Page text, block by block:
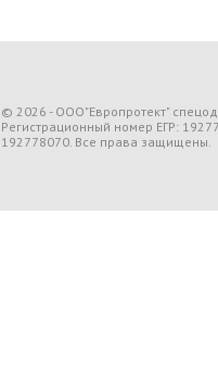
© 2026 - ООО"Европротект"
Регистрационный номер ЕГР:
192778070. Все права защищены.